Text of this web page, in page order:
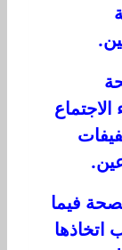
الاجتماع
فيما
اتخاذها